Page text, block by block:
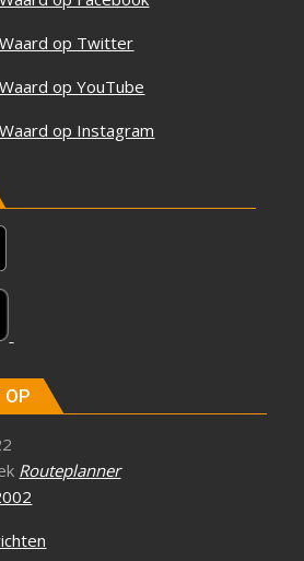
op Twitter
op YouTube
op Instagram
OP
Routeplanner